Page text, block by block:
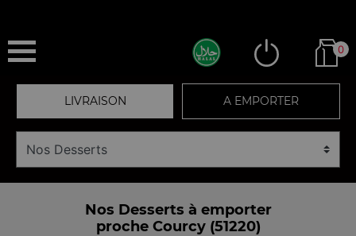
0
LIVRAISON A EMPORTER
Nos Desserts à emporter
proche Courcy (51220)